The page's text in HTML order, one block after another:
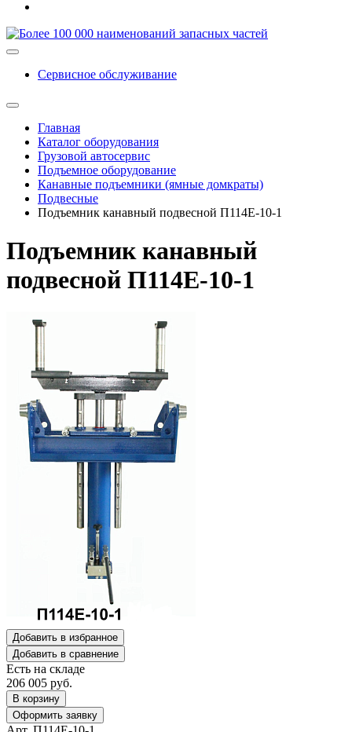
Сервисное обслуживание
Главная
Каталог оборудования
Грузовой автосервис
Подъемное оборудование
Канавные подъемники (ямные домкраты)
Подвесные
Подъемник канавный подвесной П114Е-10-1
Подъемник канавный
подвесной П114Е-10-1
Добавить в избранное
Добавить в сравнение
Есть на складе
206 005 руб.
В корзину
Оформить заявку